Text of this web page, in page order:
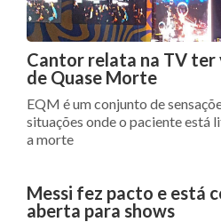
Cantor relata na TV ter
de Quase Morte
EQM é um conjunto de
situações onde o paciente está
a morte
Messi fez pacto e está
aberta para shows